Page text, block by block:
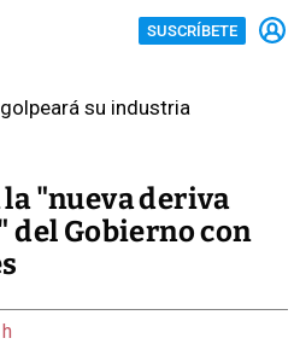
SUSCRÍBETE
su industria
"nueva deriva
del Gobierno con